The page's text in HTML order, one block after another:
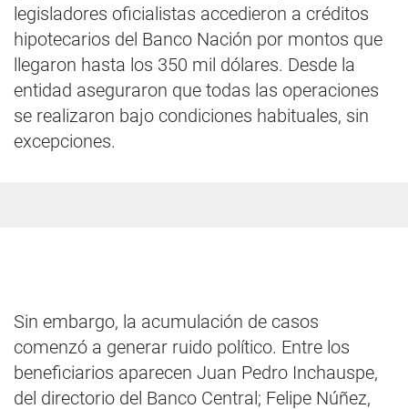
legisladores oficialistas accedieron a créditos
hipotecarios del Banco Nación por montos que
llegaron hasta los 350 mil dólares. Desde la
entidad aseguraron que todas las operaciones
se realizaron bajo condiciones habituales, sin
excepciones.
Sin embargo, la acumulación de casos
comenzó a generar ruido político. Entre los
beneficiarios aparecen Juan Pedro Inchauspe,
del directorio del Banco Central; Felipe Núñez,